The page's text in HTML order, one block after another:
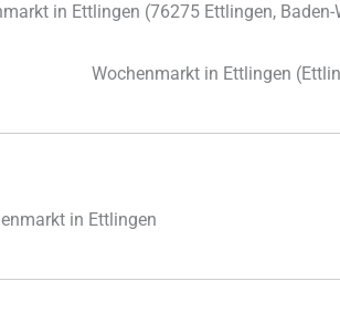
in Ettlingen (76275 Ettlingen,
Wochenmarkt in Ettlingen
in Ettlingen